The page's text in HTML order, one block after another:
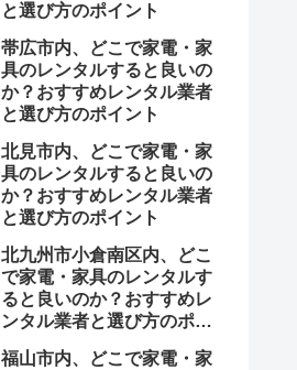
と選び方のポイント
帯広市内、どこで家電・家
具のレンタルすると良いの
か？おすすめレンタル業者
と選び方のポイント
北見市内、どこで家電・家
具のレンタルすると良いの
か？おすすめレンタル業者
と選び方のポイント
北九州市小倉南区内、どこ
で家電・家具のレンタルす
ると良いのか？おすすめレ
ンタル業者と選び方のポイ
福山市内、どこで家電・家